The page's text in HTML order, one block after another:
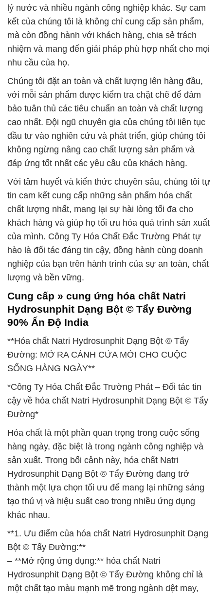
lý nước và nhiều ngành công nghiệp khác. Sự cam
kết của chúng tôi là không chỉ cung cấp sản phẩm,
mà còn đồng hành với khách hàng, chia sẻ trách
nhiệm và mang đến giải pháp phù hợp nhất cho mọi
nhu cầu của họ.
Chúng tôi đặt an toàn và chất lượng lên hàng đầu,
với mỗi sản phẩm được kiểm tra chặt chẽ để đảm
bảo tuân thủ các tiêu chuẩn an toàn và chất lượng
cao nhất. Đội ngũ chuyên gia của chúng tôi liên tục
đầu tư vào nghiên cứu và phát triển, giúp chúng tôi
không ngừng nâng cao chất lượng sản phẩm và
đáp ứng tốt nhất các yêu cầu của khách hàng.
Với tâm huyết và kiến thức chuyên sâu, chúng tôi tự
tin cam kết cung cấp những sản phẩm hóa chất
chất lượng nhất, mang lại sự hài lòng tối đa cho
khách hàng và giúp họ tối ưu hóa quá trình sản xuất
của mình. Công Ty Hóa Chất Đắc Trường Phát tự
hào là đối tác đáng tin cậy, đồng hành cùng doanh
nghiệp của bạn trên hành trình của sự an toàn, chất
lượng và bền vững.
Cung cấp » cung ứng hóa chất Natri
Hydrosunphit Dạng Bột © Tẩy Đường
90% Ấn Độ India
**Hóa chất Natri Hydrosunphit Dạng Bột © Tẩy
Đường: MỞ RA CÁNH CỬA MỚI CHO CUỘC
SỐNG HÀNG NGÀY**
*Công Ty Hóa Chất Đắc Trường Phát – Đối tác tin
cậy về hóa chất Natri Hydrosunphit Dạng Bột © Tẩy
Đường*
Hóa chất là một phần quan trọng trong cuộc sống
hàng ngày, đặc biệt là trong ngành công nghiệp và
sản xuất. Trong bối cảnh này, hóa chất Natri
Hydrosunphit Dạng Bột © Tẩy Đường đang trở
thành một lựa chọn tối ưu để mang lại những sáng
tạo thú vị và hiệu suất cao trong nhiều ứng dụng
khác nhau.
**1. Ưu điểm của hóa chất Natri Hydrosunphit Dạng
Bột © Tẩy Đường:**
– **Mở rộng ứng dụng:** hóa chất Natri
Hydrosunphit Dạng Bột © Tẩy Đường không chỉ là
một chất tạo màu mạnh mẽ trong ngành dệt may,